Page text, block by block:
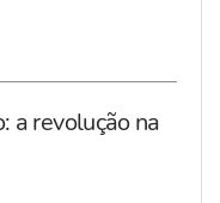
a revolução na